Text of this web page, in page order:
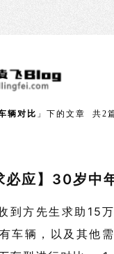
辆对比 」下的文章 共2
必应】30岁中
到方先生求助15
车辆，以及其他